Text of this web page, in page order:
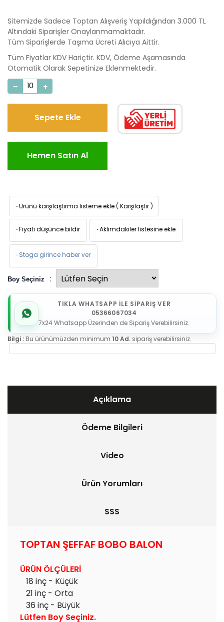
Sitemizde Sadece Toptan Alışveriş Yapıldığından 3.000 TL
Altındaki Siparişler Onaylanmamaktadır.
Tüm Siparişlerde Taşıma Ücreti Alıcıya Aittir.
Tüm Fiyatlar KDV Hariçtir. KDV, Ödeme Aşamasında
Otomatik Olarak Sepetinize Eklenmektedir.
Sepete Ekle
Hemen Satın Al
·Ürünü karşılaştırma listeme ekle ( Karşılaştır )
·Fiyatı düşünce bildir ·Aklımdakiler listesine ekle
· Stoga girince haber ver
Boy Seçiniz :
TIKLA WHATSAPP İLE SİPARİŞ VER
05366067034
7x24 Whatsapp Üzerinden de Sipariş Verebilirsiniz.
Bilgi : Bu ürünümüzden minimum 10 Ad. sipariş verebilirsiniz.
Açıklama
Ödeme Bilgileri
Video
Ürün Yorumları
SSS
TOPTAN ŞEFFAF BOBO BALON
ÜRÜN ÖLÇÜLERİ
18 inç - Küçük
21 inç - Orta
36 inç - Büyük
Lütfen Boy Seçiniz.